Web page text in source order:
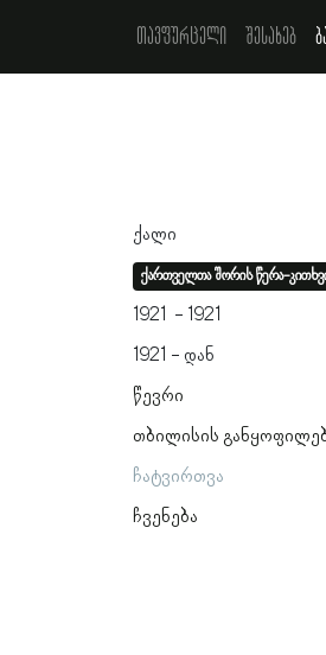
თავფურცელი შესახებ
ქალი
ქართველთა შორის წერა-
1921
1921
1921
წევრი
თბილისის
ჩატვირთვა
ჩვენება